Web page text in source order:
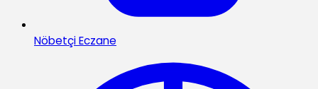
Nöbetçi Eczane